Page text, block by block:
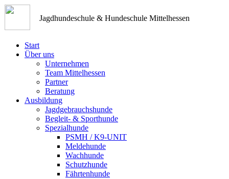
Jagdhundeschule & Hundeschule Mittelhessen
Start
Über uns
Unternehmen
Team Mittelhessen
Partner
Beratung
Ausbildung
Jagdgebrauchshunde
Begleit- & Sporthunde
Spezialhunde
PSMH / K9-UNIT
Meldehunde
Wachhunde
Schutzhunde
Fährtenhunde